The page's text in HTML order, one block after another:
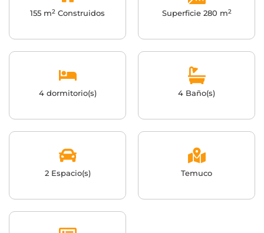
155 m2 Construidos Superficie 280 m2
4 dormitorio(s) 4 Baño(s)
2 Espacio(s) Temuco